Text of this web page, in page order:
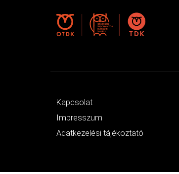
Kapcsolat
Impresszum
Adatkezelési tájékoztató